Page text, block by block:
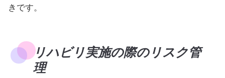
きです。
リハビリ実施の際のリスク管
理